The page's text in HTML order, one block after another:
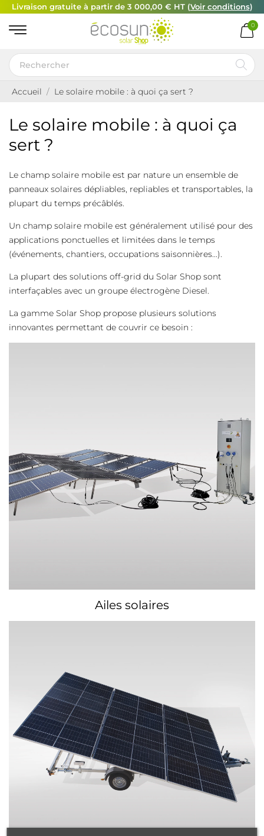
Livraison gratuite à partir de 3 000,00 € HT (Voir conditions)
0
Accueil Le solaire mobile : à quoi ça sert ?
Le solaire mobile : à quoi ça
sert ?
Le champ solaire mobile est par nature un ensemble de
panneaux solaires dépliables, repliables et transportables, la
plupart du temps précâblés.
Un champ solaire mobile est généralement utilisé pour des
applications ponctuelles et limitées dans le temps
(événements, chantiers, occupations saisonnières...).
La plupart des solutions off-grid du Solar Shop sont
interfaçables avec un groupe électrogène Diesel.
La gamme Solar Shop propose plusieurs solutions
innovantes permettant de couvrir ce besoin :
Ailes solaires